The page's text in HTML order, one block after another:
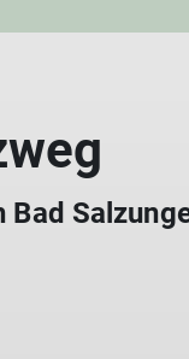
Sektionswechsel
& Beisitzer
Bad